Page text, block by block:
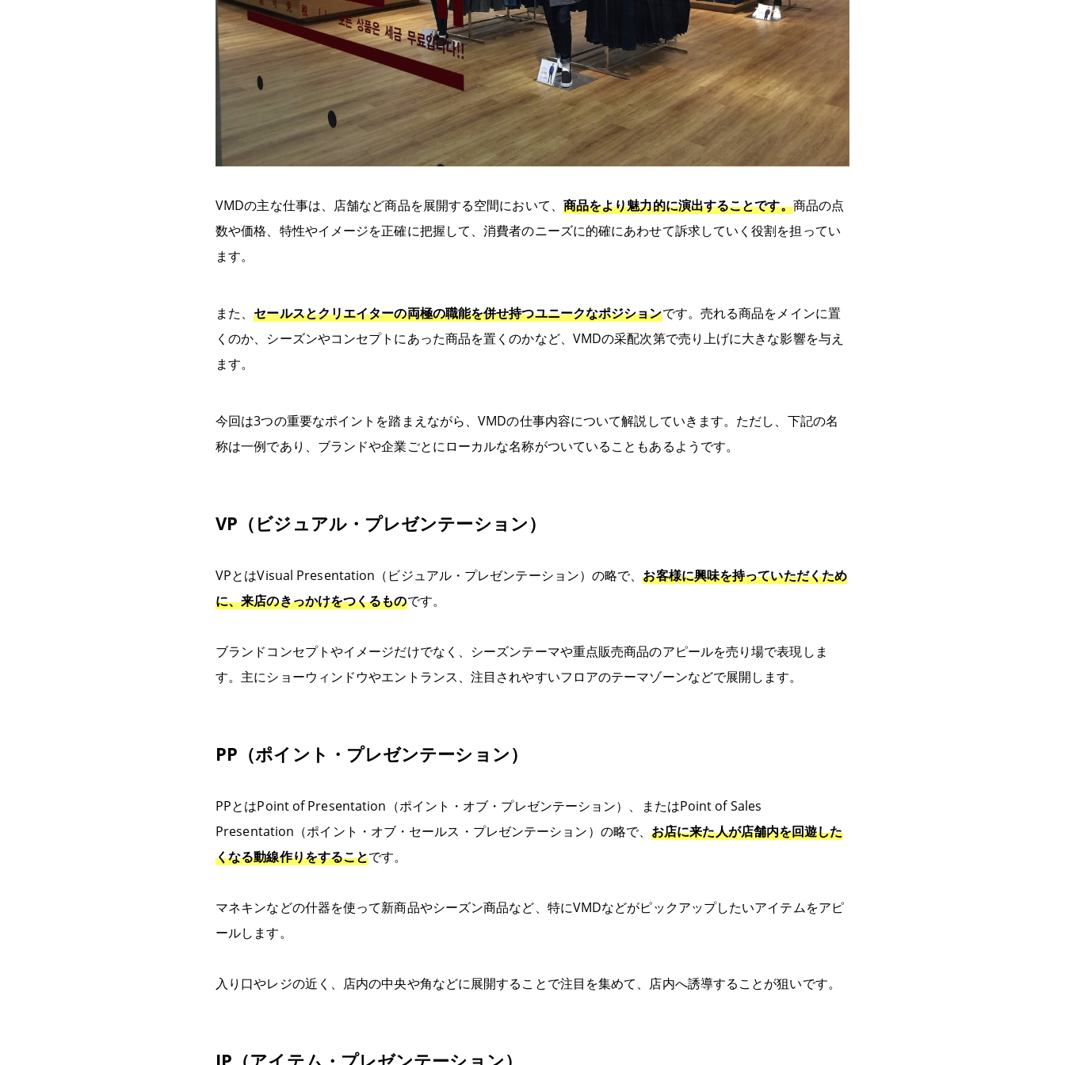
VMDの主な仕事は、店舗など商品を展開する空間において、 商品をより魅力的に演出することです。商品の点
数や価格、特性やイメージを正確に把握して、消費者のニーズに的確にあわせて訴求していく役割を担ってい
ます。
また、セールスとクリエイターの両極の職能を併せ持つユニークなポジションです。売れる商品をメインに置
くのか、シーズンやコンセプトにあった商品を置くのかなど、VMDの采配次第で売り上げに大きな影響を与え
ます。
今回は3つの重要なポイントを踏まえながら、VMDの仕事内容について解説していきます。ただし、下記の名
称は一例であり、ブランドや企業ごとにローカルな名称がついていることもあるようです。
VP（ビジュアル・プレゼンテーション）
VPとはVisual Presentation（ビジュアル・プレゼンテーション）の略で、お客様に興味を持っていただくため
に、来店のきっかけをつくるものです。
ブランドコンセプトやイメージだけでなく、シーズンテーマや重点販売商品のアピールを売り場で表現しま
す。主にショーウィンドウやエントランス、注目されやすいフロアのテーマゾーンなどで展開します。
PP（ポイント・プレゼンテーション）
PPとはPoint of Presentation（ポイント・オブ・プレゼンテーション）、またはPoint of Sales
Presentation（ポイント・オブ・セールス・プレゼンテーション）の略で、 お店に来た人が店舗内を回遊した
くなる動線作りをすることです。
マネキンなどの什器を使って新商品やシーズン商品など、特にVMDなどがピックアップしたいアイテムをアピ
ールします。
入り口やレジの近く、店内の中央や角などに展開することで注目を集めて、店内へ誘導することが狙いです。
IP（アイテム・プレゼンテーション）